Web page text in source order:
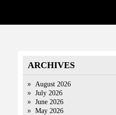
ARCHIVES
August 2026
July 2026
June 2026
May 2026